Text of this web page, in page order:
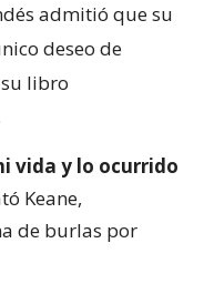
admitió que su
deseo de
su libro
vida y lo ocurrido
Keane,
de burlas por